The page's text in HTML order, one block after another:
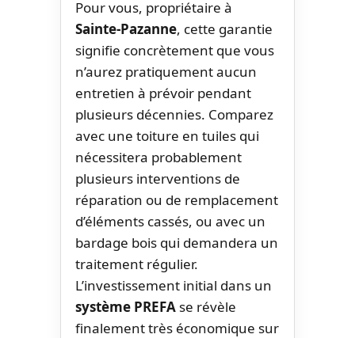
Pour vous, propriétaire à
Sainte-Pazanne, cette garantie
signifie concrètement que vous
n’aurez pratiquement aucun
entretien à prévoir pendant
plusieurs décennies. Comparez
avec une toiture en tuiles qui
nécessitera probablement
plusieurs interventions de
réparation ou de remplacement
d’éléments cassés, ou avec un
bardage bois qui demandera un
traitement régulier.
L’investissement initial dans un
système PREFA se révèle
finalement très économique sur